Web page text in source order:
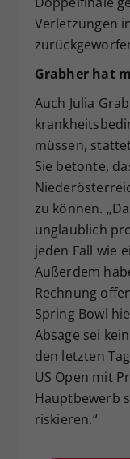
Verletzungen
Grabher hat
Auch Julia
müssen,
Sie betonte,
zu können.
unglaublich
jeden Fall wie
Außerdem
Rechnung
Spring Bowl
Absage sei
den letzten
US Open mit
Hauptbewerb
riskieren.“